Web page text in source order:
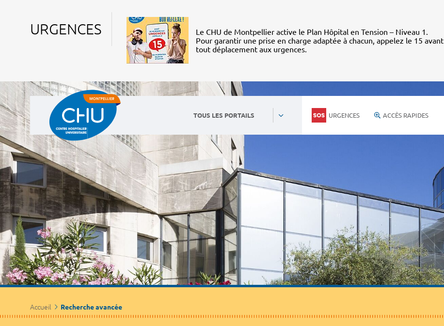
URGENCES
Le CHU de Montpellier active le Plan Hôpital en Tension – Niveau 1.
Pour garantir une prise en charge adaptée à chacun, appelez le 15 avant
tout déplacement aux urgences.
TOUS LES PORTAILS URGENCES ACCÈS RAPIDES
Accueil Recherche avancée